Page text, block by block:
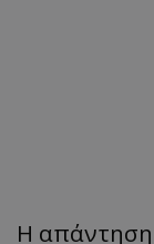
Η απάντηση